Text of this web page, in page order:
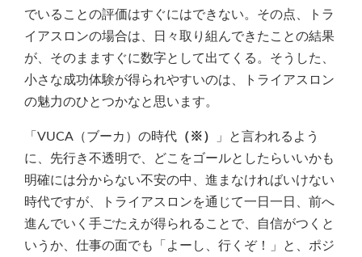
でいることの評価はすぐにはできない。その点、トラ
イアスロンの場合は、日々取り組んできたことの結果
が、そのまますぐに数字として出てくる。そうした、
小さな成功体験が得られやすいのは、トライアスロン
の魅力のひとつかなと思います。
「VUCA（ブーカ）の時代 （※）
」と言われるよう
に、先行き不透明で、どこをゴールとしたらいいかも
明確には分からない不安の中、進まなければいけない
時代ですが、トライアスロンを通じて一日一日、前へ
進んでいく手ごたえが得られることで、自信がつくと
いうか、仕事の面でも「よーし、行くぞ！」と、ポジ